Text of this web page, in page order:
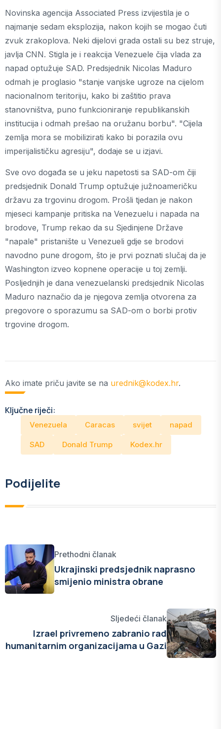
Novinska agencija Associated Press izvijestila je o
najmanje sedam eksplozija, nakon kojih se mogao čuti
zvuk zrakoplova. Neki dijelovi grada ostali su bez struje,
javlja CNN. Stigla je i reakcija Venezuele čija vlada za
napad optužuje SAD. Predsjednik Nicolas Maduro
odmah je proglasio "stanje vanjske ugroze na cijelom
nacionalnom teritoriju, kako bi zaštitio prava
stanovništva, puno funkcioniranje republikanskih
institucija i odmah prešao na oružanu borbu". "Cijela
zemlja mora se mobilizirati kako bi porazila ovu
imperijalističku agresiju", dodaje se u izjavi.
Sve ovo događa se u jeku napetosti sa SAD-om čiji
predsjednik Donald Trump optužuje južnoameričku
državu za trgovinu drogom. Prošli tjedan je nakon
mjeseci kampanje pritiska na Venezuelu i napada na
brodove, Trump rekao da su Sjedinjene Države
"napale" pristanište u Venezueli gdje se brodovi
navodno pune drogom, što je prvi poznati slučaj da je
Washington izveo kopnene operacije u toj zemlji.
Posljednjih je dana venezuelanski predsjednik Nicolas
Maduro naznačio da je njegova zemlja otvorena za
pregovore o sporazumu sa SAD-om o borbi protiv
trgovine drogom.
Ako imate priču javite se na urednik@kodex.hr.
Ključne riječi:
Venezuela Caracas svijet napad
SAD Donald Trump Kodex.hr
Podijelite
Prethodni članak
Ukrajinski predsjednik naprasno
smijenio ministra obrane
Sljedeći članak
Izrael privremeno zabranio rad
humanitarnim organizacijama u Gazi